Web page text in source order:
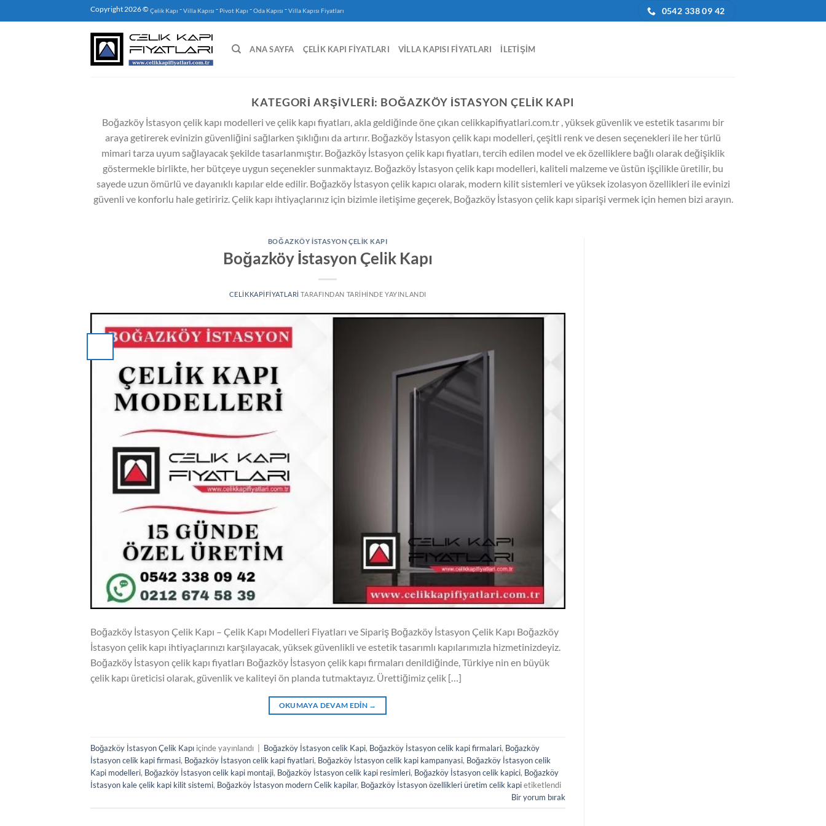
atla
Copyright 2026 © Çelik Kapı -Villa Kapısı - Pivot Kapı -Oda Kapısı -Villa Kapısı Fiyatları 0542 338 09 42
ANA SAYFA ÇELIK KAPI FIYATLARI VILLA KAPISI FIYATLARI İLETIŞIM
KATEGORI ARŞIVLERI: BOĞAZKÖY İSTASYON ÇELIK KAPI
Boğazköy İstasyon çelik kapı modelleri ve çelik kapı fiyatları, akla geldiğinde öne çıkan celikkapifiyatlari.com.tr , yüksek güvenlik ve estetik tasarımı bir
araya getirerek evinizin güvenliğini sağlarken şıklığını da artırır. Boğazköy İstasyon çelik kapı modelleri, çeşitli renk ve desen seçenekleri ile her türlü
mimari tarza uyum sağlayacak şekilde tasarlanmıştır. Boğazköy İstasyon çelik kapı fiyatları, tercih edilen model ve ek özelliklere bağlı olarak değişiklik
göstermekle birlikte, her bütçeye uygun seçenekler sunmaktayız. Boğazköy İstasyon çelik kapı modelleri, kaliteli malzeme ve üstün işçilikle üretilir, bu
sayede uzun ömürlü ve dayanıklı kapılar elde edilir. Boğazköy İstasyon çelik kapıcı olarak, modern kilit sistemleri ve yüksek izolasyon özellikleri ile evinizi
güvenli ve konforlu hale getiririz. Çelik kapı ihtiyaçlarınız için bizimle iletişime geçerek, Boğazköy İstasyon çelik kapı siparişi vermek için hemen bizi arayın.
BOĞAZKÖY İSTASYON ÇELIK KAPI
Boğazköy İstasyon Çelik Kapı
CELIKKAPIFIYATLARI TARAFINDAN TARIHINDE YAYINLANDI
Boğazköy İstasyon Çelik Kapı – Çelik Kapı Modelleri Fiyatları ve Sipariş Boğazköy İstasyon Çelik Kapı Boğazköy
İstasyon çelik kapı ihtiyaçlarınızı karşılayacak, yüksek güvenlikli ve estetik tasarımlı kapılarımızla hizmetinizdeyiz.
Boğazköy İstasyon çelik kapı fiyatları Boğazköy İstasyon çelik kapı firmaları denildiğinde, Türkiye nin en büyük
çelik kapı üreticisi olarak, güvenlik ve kaliteyi ön planda tutmaktayız. Ürettiğimiz çelik […]
OKUMAYA DEVAM EDIN →
Boğazköy İstasyon Çelik Kapı içinde yayınlandı Boğazköy İstasyon celik Kapi, Boğazköy İstasyon celik kapi firmalari, Boğazköy
İstasyon celik kapi firmasi, Boğazköy İstasyon celik kapi fiyatlari, Boğazköy İstasyon celik kapi kampanyasi, Boğazköy İstasyon celik
Kapi modelleri, Boğazköy İstasyon celik kapi montaji, Boğazköy İstasyon celik kapi resimleri, Boğazköy İstasyon celik kapici, Boğazköy
İstasyon kale çelik kapi kilit sistemi, Boğazköy İstasyon modern Celik kapilar, Boğazköy İstasyon özellikleri üretim celik kapietiketlendi
Bir yorum bırak